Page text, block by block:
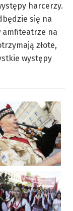
harcerzy.
się na
amfiteatrze na
złote,
występy